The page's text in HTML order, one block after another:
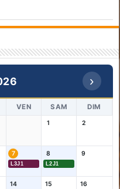
›
VEN SAM DIM
1 2
7
L3J1
8
L2J1
9
14 15 16